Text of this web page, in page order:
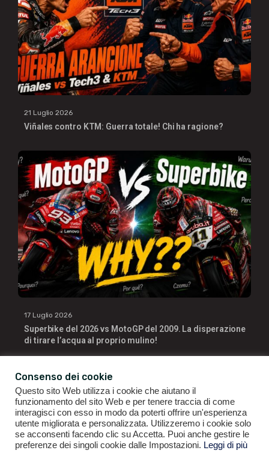
21 Luglio 2026
Viñales contro KTM: Guerra totale! Chi ha ragione?
17 Luglio 2026
Superbike del 2026 vs MotoGP del 2009. La disperazione
di tirare l’acqua al proprio mulino!
GIANLUIGI RAGNO | P.IVA 09196141007 | ©2021ALL RIGHTS
RESERVED.
Consenso dei cookie
Questo sito Web utilizza i cookie che aiutano il
funzionamento del sito Web e per tenere traccia di come
interagisci con esso in modo da poterti offrire un'esperienza
utente migliorata e personalizzata. Utilizzeremo i cookie solo
se acconsenti facendo clic su Accetta. Puoi anche gestire le
preferenze dei singoli cookie dalle Impostazioni. Leggi di più